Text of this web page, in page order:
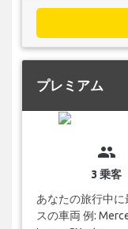
プレミアム
group
3 乗客
あなたの旅行中
スの車両 例: